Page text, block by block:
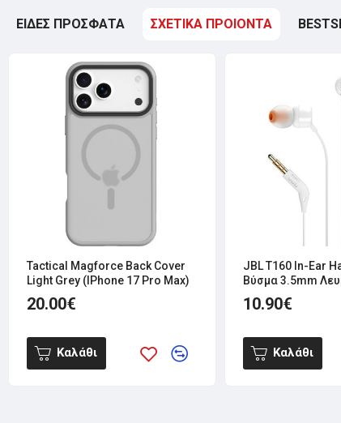
ΕΙΔΕΣ ΠΡΟΣΦΑΤΑ ΣΧΕΤΙΚΑ ΠΡΟΙΟΝΤΑ
Tactical Magforce Back Cover
Light Grey (iPhone 17 Pro Max)
20.00€
Καλάθι
JBL T160 In-Ear
Βύσμα 3.5mm
10.90€
Καλάθι